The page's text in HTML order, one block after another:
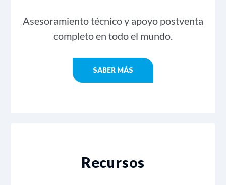
Asesoramiento técnico y apoyo postventa
completo en todo el mundo.
SABER MÁS
Recursos